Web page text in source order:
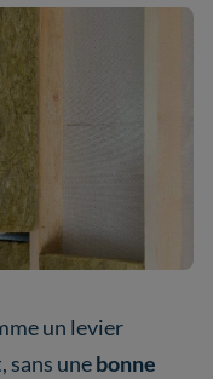
un levier
sans unebonne